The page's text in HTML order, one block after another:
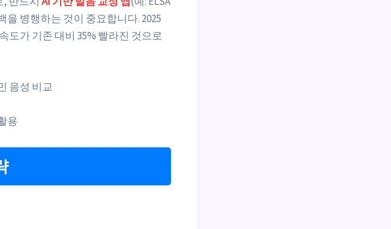
을 병행하는 것이 중요합니다. 2025
도가 기존 대비 35% 빨라진 것으로
음성 비교
용